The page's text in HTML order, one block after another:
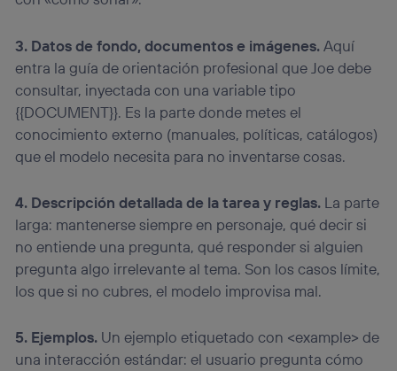
3. Datos de fondo, documentos e imágenes.Aquí
entra la guía de orientación profesional que Joe debe
consultar, inyectada con una variable tipo
{{DOCUMENT}}. Es la parte donde metes el
conocimiento externo (manuales, políticas, catálogos)
que el modelo necesita para no inventarse cosas.
4. Descripción detallada de la tarea y reglas. La parte
larga: mantenerse siempre en personaje, qué decir si
no entiende una pregunta, qué responder si alguien
pregunta algo irrelevante al tema. Son los casos límite,
los que si no cubres, el modelo improvisa mal.
5. Ejemplos. Un ejemplo etiquetado con <example> de
una interacción estándar: el usuario pregunta cómo
navegación del usuario del móvil.
“Administrar Utiq” en la parte inferior de esta página web o
visitando el portal de privacidad de Utiq
(“consenthub”)
. Para más información, consulta
la política de privacidad de Utiq.